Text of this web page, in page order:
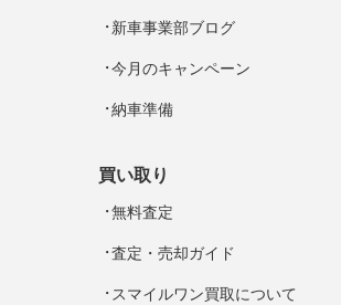
新車事業部ブログ
今月のキャンペーン
納車準備
買い取り
無料査定
査定・売却ガイド
スマイルワン買取について